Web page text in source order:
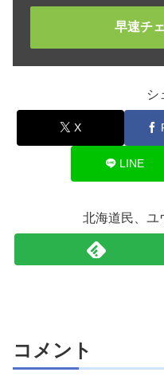
早速チ
シ
X
LINE
北海道民、ユ
コメント